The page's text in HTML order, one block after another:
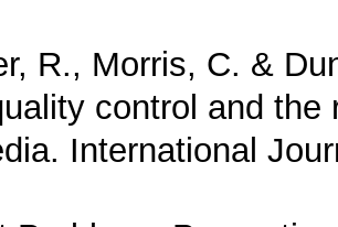
R., Morris, C. &
control and
International